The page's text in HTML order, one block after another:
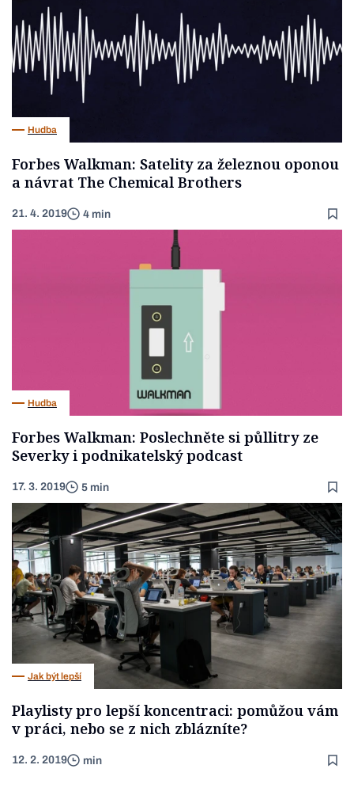
Hudba
Forbes Walkman: Satelity za železnou oponou
a návrat The Chemical Brothers
21. 4. 2019 4 min
Hudba
Forbes Walkman: Poslechněte si půllitry ze
Severky i podnikatelský podcast
17. 3. 2019 5 min
Jak být lepší
Playlisty pro lepší koncentraci: pomůžou vám
v práci, nebo se z nich zblázníte?
12. 2. 2019 min